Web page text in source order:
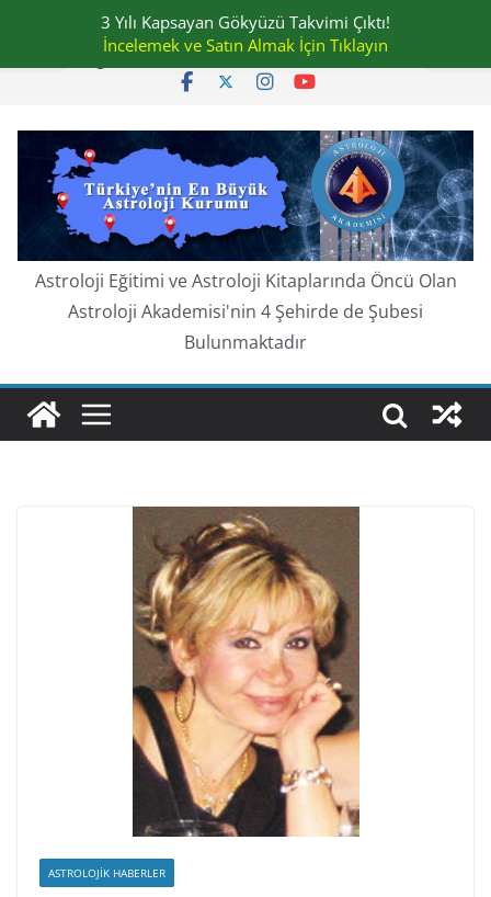
content
Perşembe, Ağustos 6, 2026
Astroloji Eğitimi ve Astroloji Kitaplarında Öncü Olan
Astroloji Akademisi'nin 4 Şehirde de Şubesi
Bulunmaktadır
ASTROLOJIK HABERLER
3 Yılı Kapsayan Gökyüzü Takvimi Çıktı!
İncelemek ve Satın Almak İçin Tıklayın